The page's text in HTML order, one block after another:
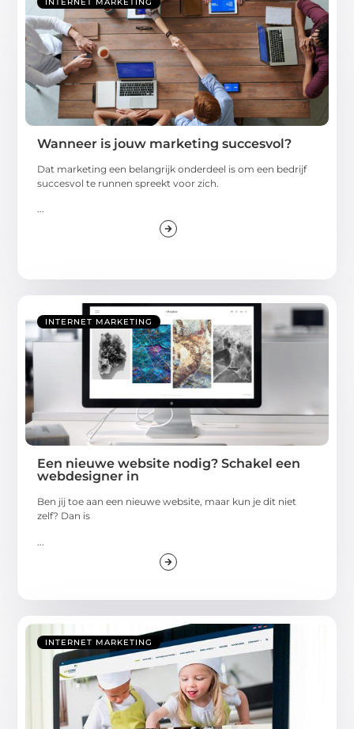
Wanneer is jouw marketing succesvol?
Dat marketing een belangrijk onderdeel is om een bedrijf
succesvol te runnen spreekt voor zich.
...
INTERNET MARKETING
Een nieuwe website nodig? Schakel een
webdesigner in
Ben jij toe aan een nieuwe website, maar kun je dit niet
zelf? Dan is
INTERNET MARKETING